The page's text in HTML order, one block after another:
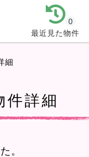
最近見た物件
0
細
件詳細
。